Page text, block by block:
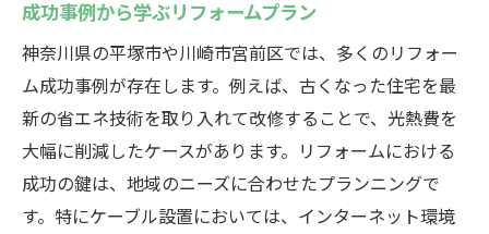
成功事例から学ぶリフォームプラン
神奈川県の平塚市や川崎市宮前区では、多くのリフォー
ム成功事例が存在します。例えば、古くなった住宅を最
新の省エネ技術を取り入れて改修することで、光熱費を
大幅に削減したケースがあります。リフォームにおける
成功の鍵は、地域のニーズに合わせたプランニングで
す。特にケーブル設置においては、インターネット環境